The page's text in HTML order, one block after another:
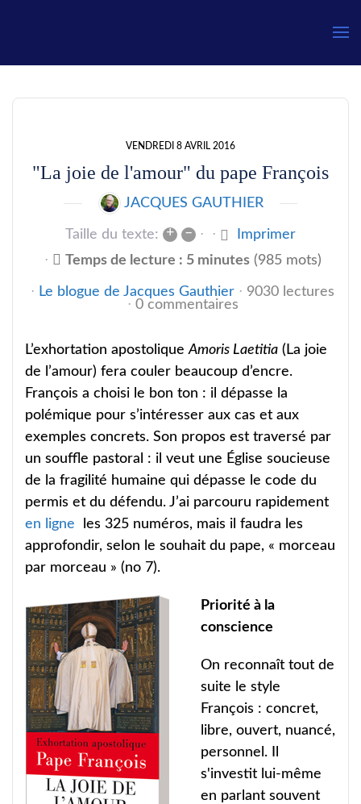
VENDREDI 8 AVRIL 2016
"La joie de l'amour" du pape François
JACQUES GAUTHIER
Taille du texte: + –
Imprimer
Temps de lecture : 5 minutes (985 mots)
Le blogue de Jacques Gauthier
9030 lectures
0 commentaires
L’exhortation apostoliqueAmoris Laetitia (La joie
de l’amour) fera couler beaucoup d’encre.
François a choisi le bon ton : il dépasse la
polémique pour s’intéresser aux cas et aux
exemples concrets. Son propos est traversé par
un souffle pastoral : il veut une Église soucieuse
de la fragilité humaine qui dépasse le code du
permis et du défendu. J’ai parcouru rapidement
en ligne
les 325 numéros, mais il faudra les
approfondir, selon le souhait du pape, « morceau
par morceau » (no 7).
Priorité à la
conscience
On reconnaît tout de
suite le style
François : concret,
libre, ouvert, nuancé,
personnel. Il
s'investit lui-même
en parlant souvent